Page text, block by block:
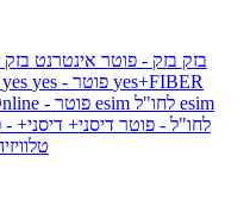
בזק בזק - פוטר אינטרנט בזק
yes
yes+FIBER
esim
לחו"ל - פוטר דיסני+ דיסני+